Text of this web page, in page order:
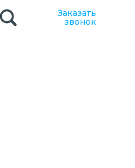
Заказать
звонок